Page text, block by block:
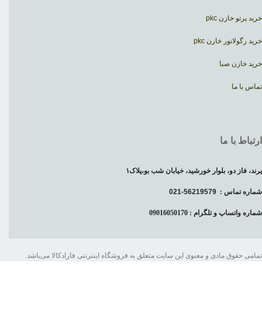
خرید پرتو خازن pkc
خرید رگولاتور خازن pkc
خرید خازن صبا
تماس با ما
ارتباط با ما
پرند، فاز دو، بلوار خورشید، خیابان شب بو،پلاک۱
شماره تماس : 56219579-021
شماره واتساپ و تلگرام : 09016050170
تمامی حقوق مادی و معنوی این سایت متعلق به فروشگاه اینترنتی فارادکالا می‌باشد.